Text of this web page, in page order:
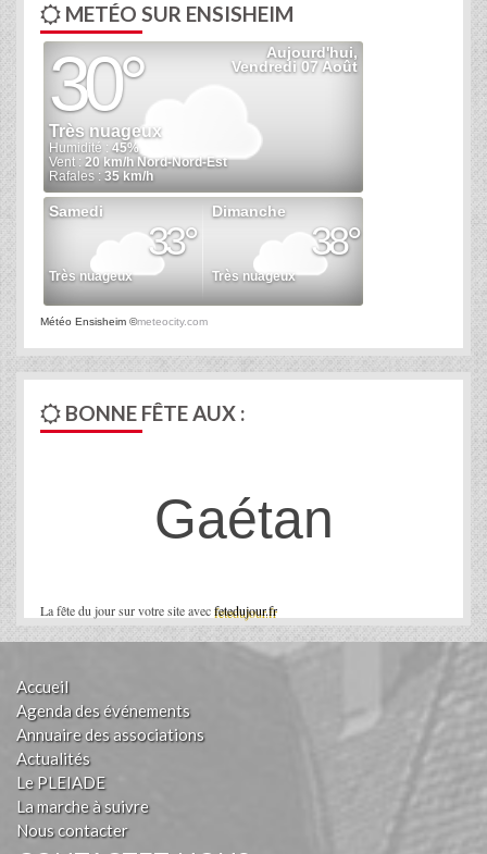
METÉO SUR ENSISHEIM
Météo Ensisheim ©meteocity.com
BONNE FÊTE AUX :
La fête du jour sur votre site avecfetedujour.fr
Gaétan
Accueil
Agenda des événements
Annuaire des associations
Actualités
Le PLEIADE
La marche à suivre
Nous contacter